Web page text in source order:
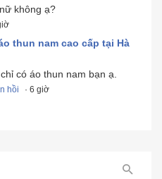
không ạ?
thun nam cao cấp tại Hà
có áo thun nam bạn ạ.
hồi · 6 giờ